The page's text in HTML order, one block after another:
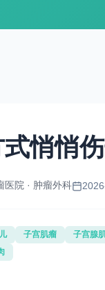
悄悄
医院 · 肿瘤外科
子宫肌瘤 子宫腺